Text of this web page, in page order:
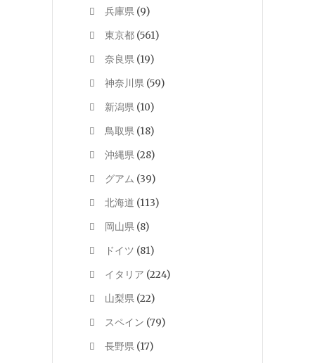
兵庫県 (9)
東京都 (561)
奈良県 (19)
神奈川県 (59)
新潟県 (10)
鳥取県 (18)
沖縄県 (28)
グアム (39)
北海道 (113)
岡山県 (8)
ドイツ (81)
イタリア (224)
山梨県 (22)
スペイン (79)
長野県 (17)